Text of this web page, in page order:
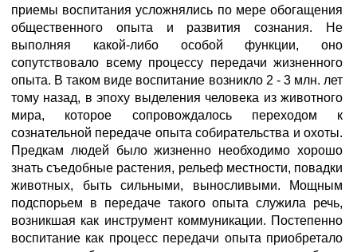
приемы воспитания усложнялись по мере обогащения
общественного опыта и развития сознания. Не
выполняя какой-либо особой функции, оно
сопутствовало всему процессу передачи жизненного
опыта. В таком виде воспитание возникло 2 - 3 млн. лет
тому назад, в эпоху выделения человека из животного
мира, которое сопровождалось переходом к
сознательной передаче опыта собирательства и охоты.
Предкам людей было жизненно необходимо хорошо
знать съедобные растения, рельеф местности, повадки
животных, быть сильными, выносливыми. Мощным
подспорьем в передаче такого опыта служила речь,
возникшая как инструмент коммуникации. Постепенно
воспитание как процесс передачи опыта приобретало